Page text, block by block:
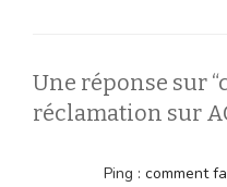
Une réponse sur
réclamation sur
Ping : comment